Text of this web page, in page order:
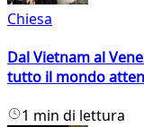
Chiesa
Dal Vietnam al
tutto il mondo
1 min di lettura